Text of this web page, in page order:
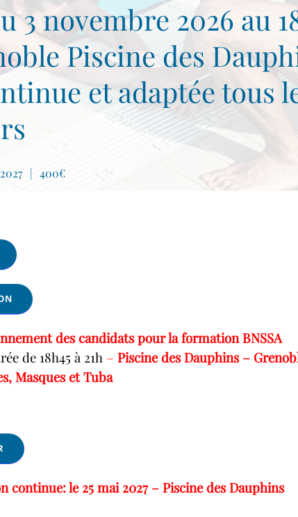
3 novembre 2026 au
Piscine des
et adaptée tous
| 400€
des candidats pour la formation BNSSA
de 18h45 à 21h – Piscine des Dauphins –
Masques et Tuba
continue: le 25 mai 2027 – Piscine des Dauphins